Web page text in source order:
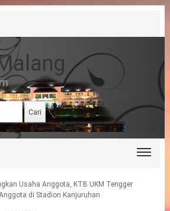
Usaha Anggota, KTB UKM Tengger
di Stadion Kanjuruhan